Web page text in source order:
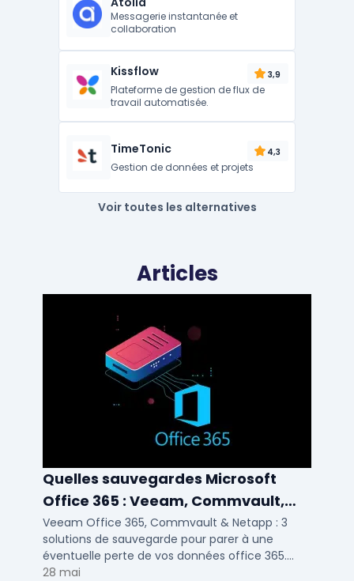
Messagerie instantanée et
collaboration
Kissflow 3,9
Plateforme de gestion de flux de
travail automatisée.
TimeTonic 4,3
Gestion de données et projets
Voir toutes les alternatives
Articles
Quelles sauvegardes Microsoft
Office 365 : Veeam, Commvault,
Netapp
Veeam Office 365, Commvault & Netapp : 3
solutions de sauvegarde pour parer à une
éventuelle perte de vos données office 365.
Voici notre ...
28 mai